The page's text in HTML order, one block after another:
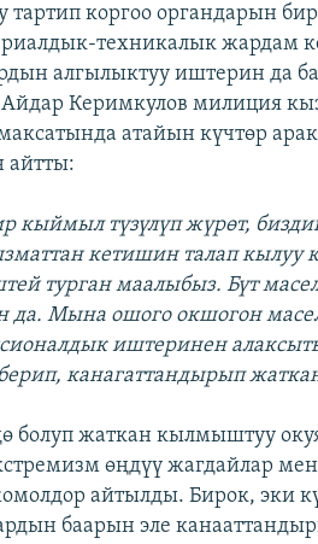
тартип коргоо органдарын
техникалык жардам
алгылыктуу иштерин да
Керимкулов милиция
атайын күчтөр
айтты:
кыймыл түзүлүп жүрөт,
кетишин талап
турган маалыбыз. Бүт
да. Мына ошого окшогон
иштеринен
канагаттандырып
болуп жаткан кылмыштуу
өңдүү жагдайлар
айтылды. Бирок, эки
баарын эле